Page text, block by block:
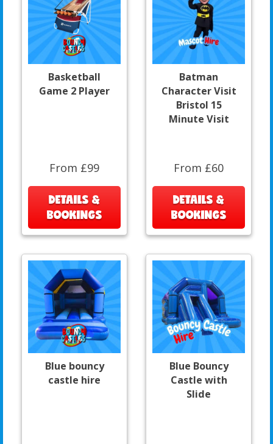
Basketball
Game 2 Player
From £99
DETAILS &
BOOKINGS
Batman
Character Visit
Bristol 15
Minute Visit
From £60
DETAILS &
BOOKINGS
Blue bouncy
castle hire
Blue Bouncy
Castle with
Slide